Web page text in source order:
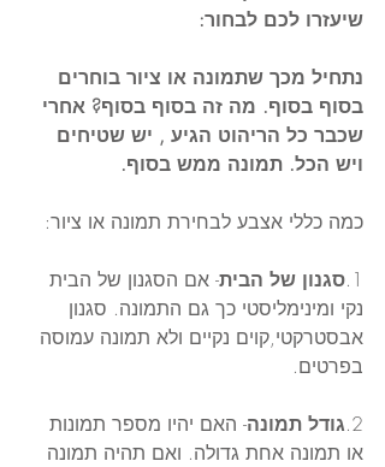
שיעזרו לכם לבחור:
נתחיל מכך שתמונה או ציור בוחרים
בסוף בסוף. מה זה בסוף בסוף? אחרי
שכבר כל הריהוט הגיע , יש שטיחים
ויש הכל. תמונה ממש בסוף.
כמה כללי אצבע לבחירת תמונה או ציור:
1. סגנון של הבית- אם הסגנון של הבית
נקי ומינימליסטי כך גם התמונה. סגנון
אבסטרקטי,קוים נקיים ולא תמונה עמוסה
בפרטים.
2. גודל תמונה- האם יהיו מספר תמונות
או תמונה אחת גדולה. ואם תהיה תמונה